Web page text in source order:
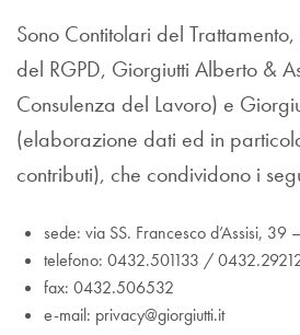
Sono Contitolari del
del RGPD, Giorgiutti Alberto &
Consulenza del Lavoro) e
(elaborazione dati ed in
contributi), che condividono i
sede: via SS. Francesco d’Assisi,
telefono: 0432.501133 /
fax: 0432.506532
e-mail: privacy@giorgiutti.it